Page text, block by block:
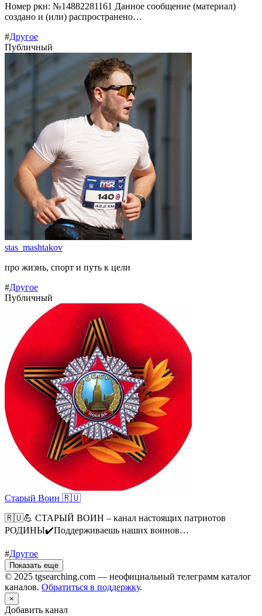
Номер ркн: №14882281161 Данное сообщение (материал)
создано и (или) распространено…
#Другое
Публичный
stas_mashtakov
про жизнь, спорт и путь к цели
#Другое
Публичный
Старый Воин 🇷🇺
🇷🇺💪 СТАРЫЙ ВОИН – канал настоящих патриотов
РОДИНЫ✔️Поддерживаешь наших воинов…
#Другое
Показать еще
© 2025 tgsearching.com — неофициальный телеграмм каталог
каналов. Обратиться в поддержку.
×
Добавить канал